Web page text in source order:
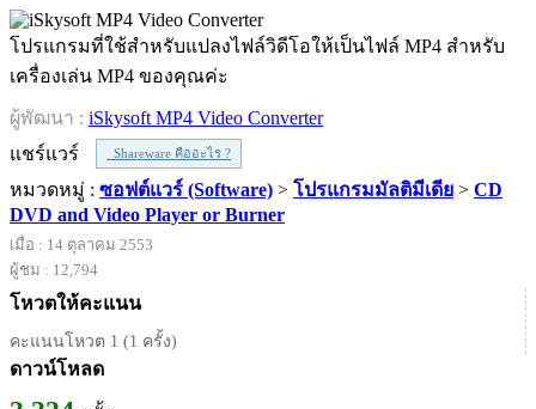
โปรแกรมที่ใช้สำหรับแปลงไฟล์วิดีโอให้เป็นไฟล์ MP4 สำหรับ
เครื่องเล่น MP4 ของคุณค่ะ
ผู้พัฒนา : iSkysoft MP4 Video Converter
แชร์แวร์
Shareware คืออะไร ?
หมวดหมู่ : ซอฟต์แวร์ (Software) > โปรแกรมมัลติมีเดีย > CD
DVD and Video Player or Burner
เมื่อ : 14 ตุลาคม 2553
ผู้ชม : 12,794
โหวตให้คะแนน
คะแนนโหวต 1 (1 ครั้ง)
ดาวน์โหลด